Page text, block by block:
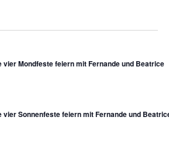
vier Mondfeste feiern mit Fernande und Beatrice
vier Sonnenfeste feiern mit Fernande und